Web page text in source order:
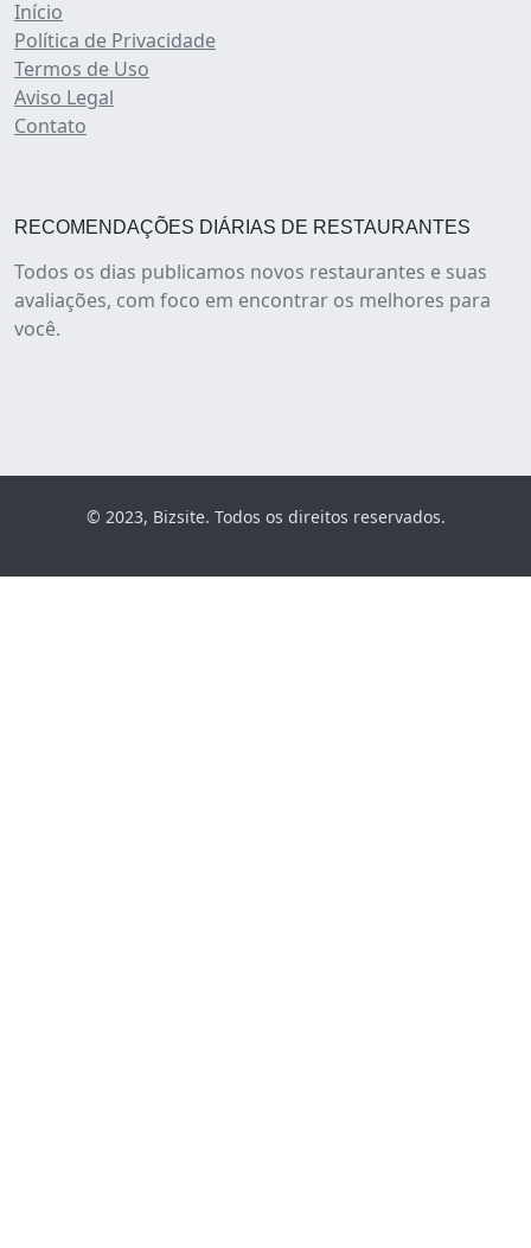
Início
Política de Privacidade
Termos de Uso
Aviso Legal
Contato
RECOMENDAÇÕES DIÁRIAS DE RESTAURANTES
Todos os dias publicamos novos restaurantes e suas
avaliações, com foco em encontrar os melhores para
você.
© 2023, Bizsite. Todos os direitos reservados.